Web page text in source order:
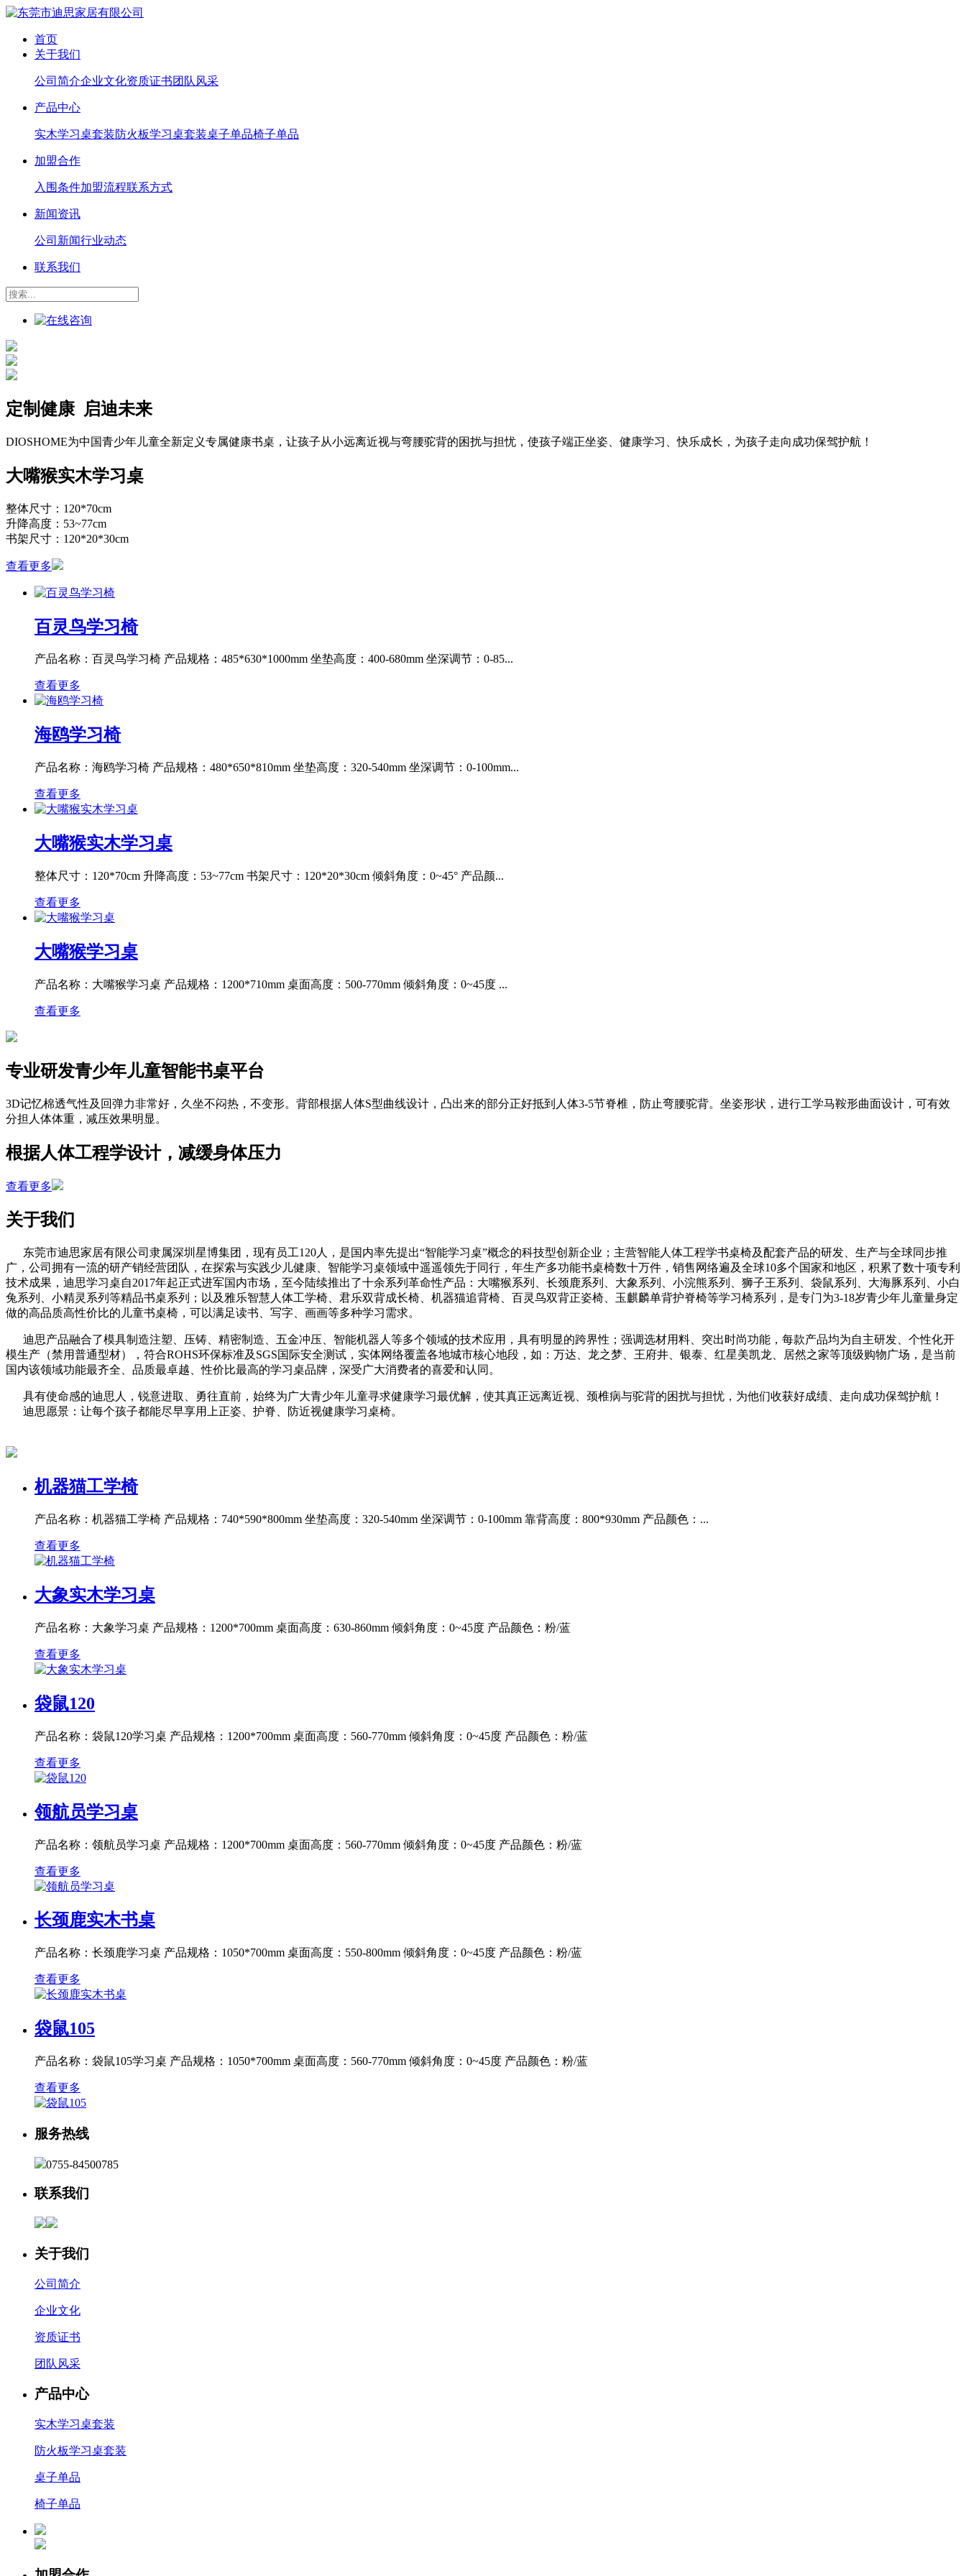
首页
关于我们
公司简介企业文化资质证书团队风采
产品中心
实木学习桌套装防火板学习桌套装桌子单品椅子单品
加盟合作
入围条件加盟流程联系方式
新闻资讯
公司新闻行业动态
联系我们
定制健康 启迪未来
DIOSHOME为中国青少年儿童全新定义专属健康书桌，让孩子从小远离近视与弯腰驼背的困扰与担忧，使孩子端正坐姿、健康学习、快乐成长，为孩子走向成功保驾护航！
大嘴猴实木学习桌
整体尺寸：120*70cm
升降高度：53~77cm
书架尺寸：120*20*30cm
查看更多
百灵鸟学习椅
产品名称：百灵鸟学习椅 产品规格：485*630*1000mm 坐垫高度：400-680mm 坐深调节：0-85...
查看更多
海鸥学习椅
产品名称：海鸥学习椅 产品规格：480*650*810mm 坐垫高度：320-540mm 坐深调节：0-100mm...
查看更多
大嘴猴实木学习桌
整体尺寸：120*70cm 升降高度：53~77cm 书架尺寸：120*20*30cm 倾斜角度：0~45° 产品颜...
查看更多
大嘴猴学习桌
产品名称：大嘴猴学习桌 产品规格：1200*710mm 桌面高度：500-770mm 倾斜角度：0~45度 ...
查看更多
专业研发青少年儿童智能书桌平台
3D记忆棉透气性及回弹力非常好，久坐不闷热，不变形。背部根据人体S型曲线设计，凸出来的部分正好抵到人体3-5节脊椎，防止弯腰驼背。坐姿形状，进行工学马鞍形曲面设计，可有效
分担人体体重，减压效果明显。
根据人体工程学设计，减缓身体压力
查看更多
关于我们
东莞市迪思家居有限公司隶属深圳星博集团，现有员工120人，是国内率先提出“智能学习桌”概念的科技型创新企业；主营智能人体工程学书桌椅及配套产品的研发、生产与全球同步推
广，公司拥有一流的研产销经营团队，在探索与实践少儿健康、智能学习桌领域中遥遥领先于同行，年生产多功能书桌椅数十万件，销售网络遍及全球10多个国家和地区，积累了数十项专利
技术成果，迪思学习桌自2017年起正式进军国内市场，至今陆续推出了十余系列革命性产品：大嘴猴系列、长颈鹿系列、大象系列、小浣熊系列、狮子王系列、袋鼠系列、大海豚系列、小白
兔系列、小精灵系列等精品书桌系列；以及雅乐智慧人体工学椅、君乐双背成长椅、机器猫追背椅、百灵鸟双背正姿椅、玉麒麟单背护脊椅等学习椅系列，是专门为3-18岁青少年儿童量身定
做的高品质高性价比的儿童书桌椅，可以满足读书、写字、画画等多种学习需求。
迪思产品融合了模具制造注塑、压铸、精密制造、五金冲压、智能机器人等多个领域的技术应用，具有明显的跨界性；强调选材用料、突出时尚功能，每款产品均为自主研发、个性化开
模生产（禁用普通型材），符合ROHS环保标准及SGS国际安全测试，实体网络覆盖各地城市核心地段，如：万达、龙之梦、王府井、银泰、红星美凯龙、居然之家等顶级购物广场，是当前
国内该领域功能最齐全、品质最卓越、性价比最高的学习桌品牌，深受广大消费者的喜爱和认同。
具有使命感的迪思人，锐意进取、勇往直前，始终为广大青少年儿童寻求健康学习最优解，使其真正远离近视、颈椎病与驼背的困扰与担忧，为他们收获好成绩、走向成功保驾护航！
迪思愿景：让每个孩子都能尽早享用上正姿、护脊、防近视健康学习桌椅。
机器猫工学椅
产品名称：机器猫工学椅 产品规格：740*590*800mm 坐垫高度：320-540mm 坐深调节：0-100mm 靠背高度：800*930mm 产品颜色：...
查看更多
大象实木学习桌
产品名称：大象学习桌 产品规格：1200*700mm 桌面高度：630-860mm 倾斜角度：0~45度 产品颜色：粉/蓝
查看更多
袋鼠120
产品名称：袋鼠120学习桌 产品规格：1200*700mm 桌面高度：560-770mm 倾斜角度：0~45度 产品颜色：粉/蓝
查看更多
领航员学习桌
产品名称：领航员学习桌 产品规格：1200*700mm 桌面高度：560-770mm 倾斜角度：0~45度 产品颜色：粉/蓝
查看更多
长颈鹿实木书桌
产品名称：长颈鹿学习桌 产品规格：1050*700mm 桌面高度：550-800mm 倾斜角度：0~45度 产品颜色：粉/蓝
查看更多
袋鼠105
产品名称：袋鼠105学习桌 产品规格：1050*700mm 桌面高度：560-770mm 倾斜角度：0~45度 产品颜色：粉/蓝
查看更多
服务热线
0755-84500785
联系我们
关于我们
公司简介
企业文化
资质证书
团队风采
产品中心
实木学习桌套装
防火板学习桌套装
桌子单品
椅子单品